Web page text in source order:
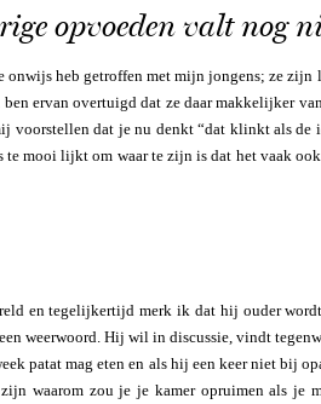
opvoeden valt nog
heb getroffen met mijn jongens; ze zijn
ervan overtuigd dat ze daar makkelijker
voorstellen dat je nu denkt “dat klinkt als de
mooi lijkt om waar te zijn is dat het vaak
en tegelijkertijd merk ik dat hij ouder
weerwoord. Hij wil in discussie, vindt
patat mag eten en als hij een keer niet bij
waarom zou je je kamer opruimen als je